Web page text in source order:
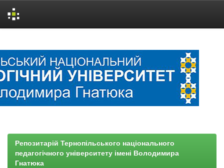
Репозитарій Тернопільського національного
педагогічного університету імені Володимира
Гнатюка